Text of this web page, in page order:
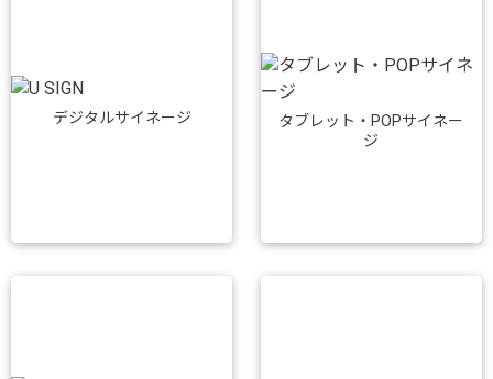
デジタルサイネージ
タブレット・POPサイネー
ジ